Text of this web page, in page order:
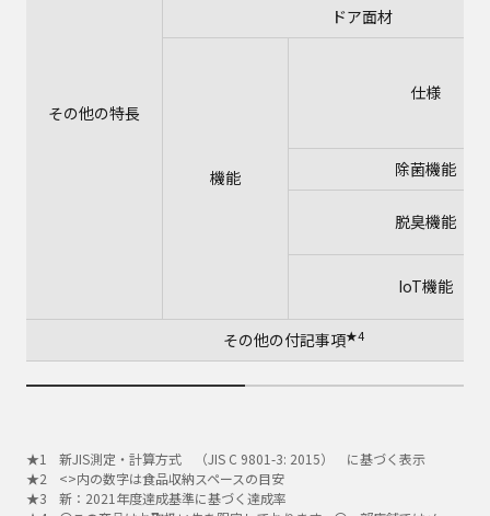
その他の特長
ドア面材
機能
仕様
除菌機能
脱臭機能
IoT機能
その他の付記事項★4
新JIS測定・計算方式 （JIS C 9801-3: 2015） に基づく表示
<>内の数字は食品収納スペースの目安
新：2021年度達成基準に基づく達成率